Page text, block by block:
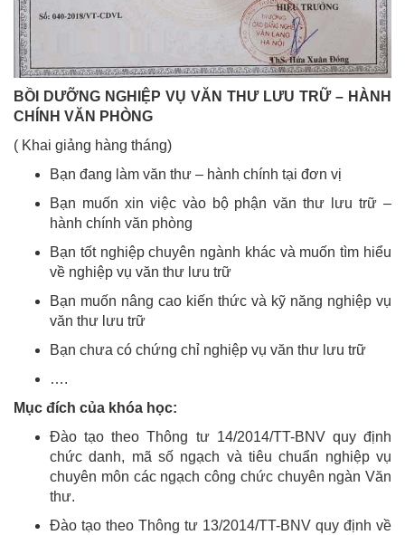
BỒI DƯỠNG NGHIỆP VỤ VĂN THƯ LƯU TRỮ – HÀNH
CHÍNH VĂN PHÒNG
( Khai giảng hàng tháng)
Bạn đang làm văn thư – hành chính tại đơn vị
Bạn muốn xin việc vào bộ phận văn thư lưu trữ –
hành chính văn phòng
Bạn tốt nghiệp chuyên ngành khác và muốn tìm hiểu
về nghiệp vụ văn thư lưu trữ
Bạn muốn nâng cao kiến thức và kỹ năng nghiệp vụ
văn thư lưu trữ
Bạn chưa có chứng chỉ nghiệp vụ văn thư lưu trữ
….
Mục đích của khóa học:
Đào tạo theo Thông tư 14/2014/TT-BNV quy định
chức danh, mã số ngạch và tiêu chuẩn nghiệp vụ
chuyên môn các ngạch công chức chuyên ngàn Văn
thư.
Đào tạo theo Thông tư 13/2014/TT-BNV quy định về